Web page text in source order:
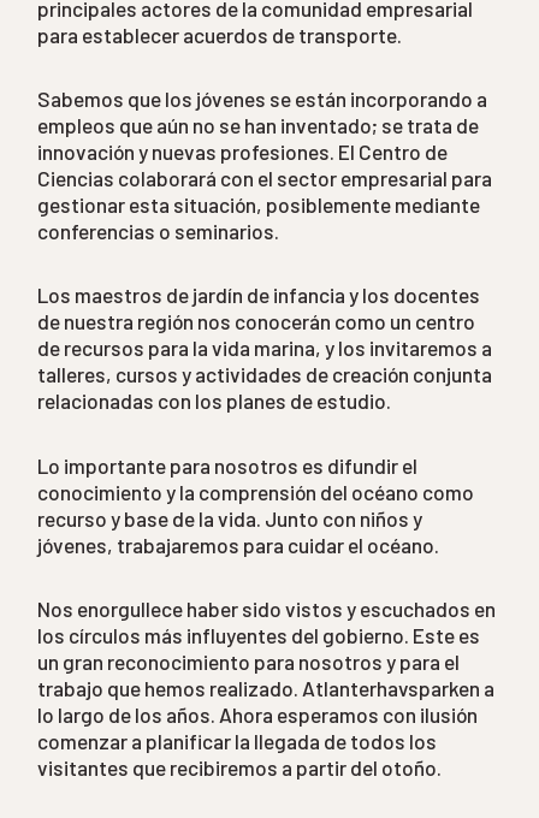
principales actores de la comunidad empresarial
para establecer acuerdos de transporte.
Sabemos que los jóvenes se están incorporando a
empleos que aún no se han inventado; se trata de
innovación y nuevas profesiones. El Centro de
Ciencias colaborará con el sector empresarial para
gestionar esta situación, posiblemente mediante
conferencias o seminarios.
Los maestros de jardín de infancia y los docentes
de nuestra región nos conocerán como un centro
de recursos para la vida marina, y los invitaremos a
talleres, cursos y actividades de creación conjunta
relacionadas con los planes de estudio.
Lo importante para nosotros es difundir el
conocimiento y la comprensión del océano como
recurso y base de la vida. Junto con niños y
jóvenes, trabajaremos para cuidar el océano.
Nos enorgullece haber sido vistos y escuchados en
los círculos más influyentes del gobierno. Este es
un gran reconocimiento para nosotros y para el
trabajo que hemos realizado. Atlanterhavsparken a
lo largo de los años. Ahora esperamos con ilusión
comenzar a planificar la llegada de todos los
visitantes que recibiremos a partir del otoño.